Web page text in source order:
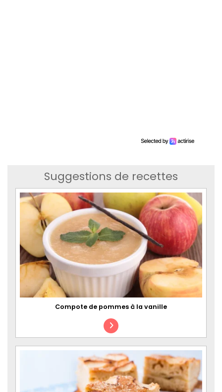
Suggestions de recettes
Compote de pommes à la vanille